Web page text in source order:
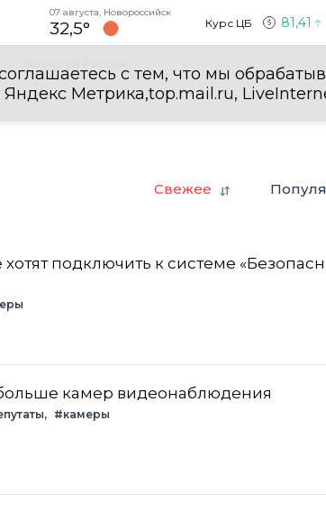
07 августа, Новороссийск
32,5° Курс ЦБ 81,41
с тем, что мы
Метрика,top.mail.ru,
Свежее
подключить к системе
камер видеонаблюдения
#камеры